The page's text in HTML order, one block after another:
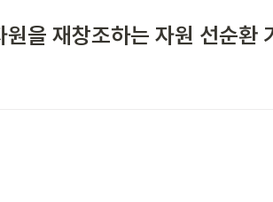
을 재창조하는 자원 선순환